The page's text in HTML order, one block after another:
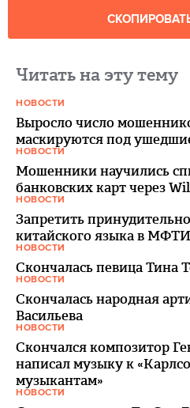
Читать на эту тему
НОВОСТИ
Выросло число
маскируются под
НОВОСТИ
Мошенники научились
банковских карт через
НОВОСТИ
Запретить
китайского языка в МФТИ
НОВОСТИ
Скончалась певица Тина
НОВОСТИ
Скончалась народная
Васильева
НОВОСТИ
Скончался композитор
написал музыку к
музыкантам»
НОВОСТИ